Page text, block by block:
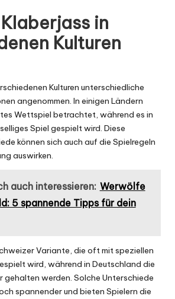
in
Kulturen
Kulturen unterschiedliche
angenommen. In einigen Ländern
Wettspiel betrachtet, während es in
Spiel gespielt wird. Diese
können sich auch auf die Spielregeln
auswirken.
auch interessieren: Werwölfe
5 spannende Tipps für dein
Variante, die oft mit speziellen
wird, während in Deutschland die
gehalten werden. Solche Unterschiede
spannender und bieten Spielern die